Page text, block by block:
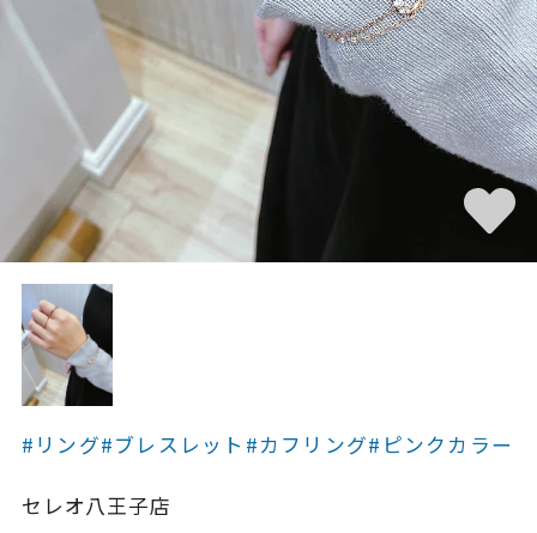
カラー
誕生石
モチーフ
石の色
ファッションテイス
ト
#リング#ブレスレット #カフリング#ピンクカラー
セレオ八王子店